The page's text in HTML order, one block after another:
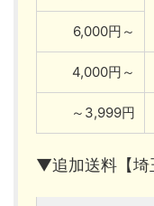
6,000円～
4,000円～
～3,999円
▼追加送料【埼